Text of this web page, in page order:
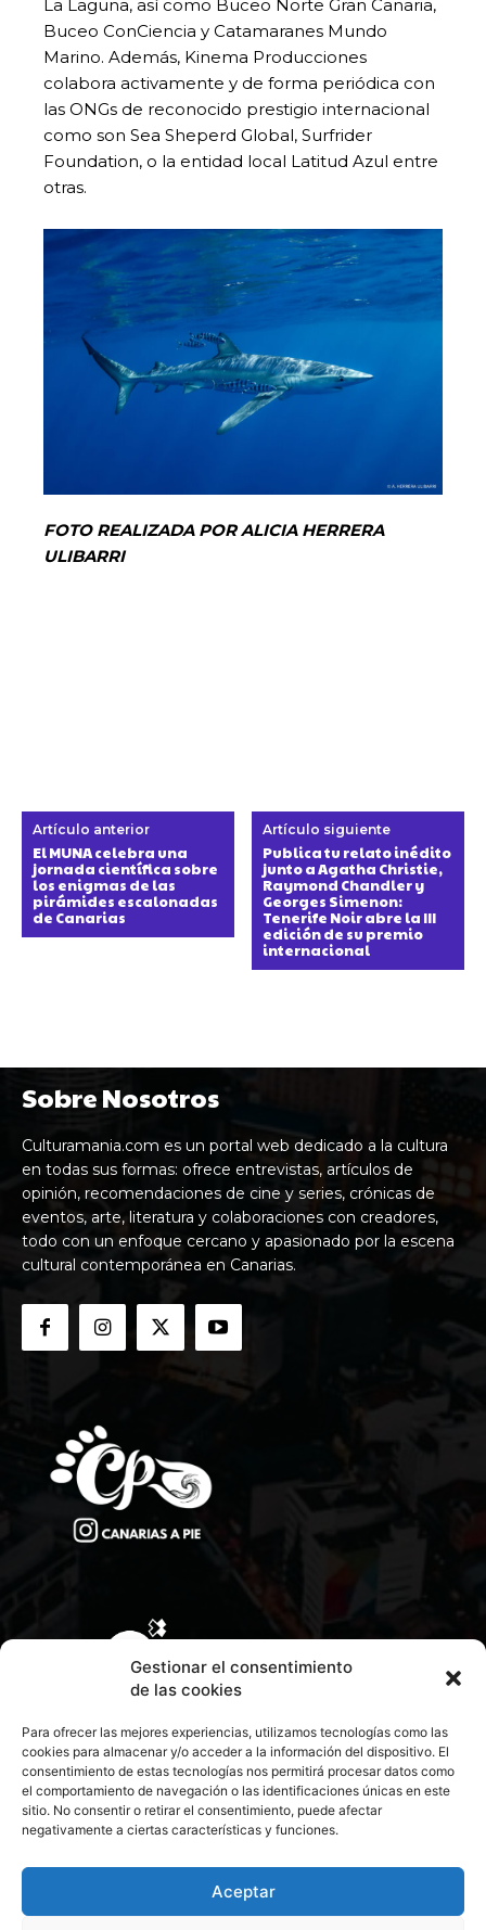
Gestionar el consentimiento
de las cookies
Para ofrecer las mejores experiencias, utilizamos tecnologías como las
cookies para almacenar y/o acceder a la información del dispositivo. El
consentimiento de estas tecnologías nos permitirá procesar datos como
el comportamiento de navegación o las identificaciones únicas en este
sitio. No consentir o retirar el consentimiento, puede afectar
negativamente a ciertas características y funciones.
Aceptar
La Laguna, así como Buceo Norte Gran Canaria,
Buceo ConCiencia y Catamaranes Mundo
Marino. Además, Kinema Producciones
colabora activamente y de forma periódica con
las ONGs de reconocido prestigio internacional
como son Sea Sheperd Global, Surfrider
Foundation, o la entidad local Latitud Azul entre
otras.
FOTO REALIZADA POR ALICIA HERRERA
ULIBARRI
Artículo anterior
El MUNA celebra una
jornada científica sobre
los enigmas de las
pirámides escalonadas
de Canarias
Artículo siguiente
Publica tu relato inédito
junto a Agatha Christie,
Raymond Chandler y
Georges Simenon:
Tenerife Noir abre la III
edición de su premio
internacional
Sobre Nosotros
Culturamania.com es un portal web dedicado a la cultura
en todas sus formas: ofrece entrevistas, artículos de
opinión, recomendaciones de cine y series, crónicas de
eventos, arte, literatura y colaboraciones con creadores,
todo con un enfoque cercano y apasionado por la escena
cultural contemporánea en Canarias.
CONTACTA CON NOSOTROS